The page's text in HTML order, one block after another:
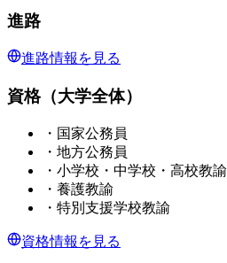
進路
進路情報を見る
資格（大学全体）
・ 国家公務員
・ 地方公務員
・ 小学校・中学校・高校教諭
・ 養護教諭
・ 特別支援学校教諭
資格情報を見る